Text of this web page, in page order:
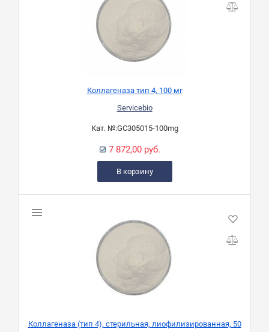
Коллагеназа тип 4, 100 мг
Servicebio
Кат. №:GC305015-100mg
7 872,00 руб.
В корзину
Коллагеназа (тип 4), стерильная, лиофилизированная, 50